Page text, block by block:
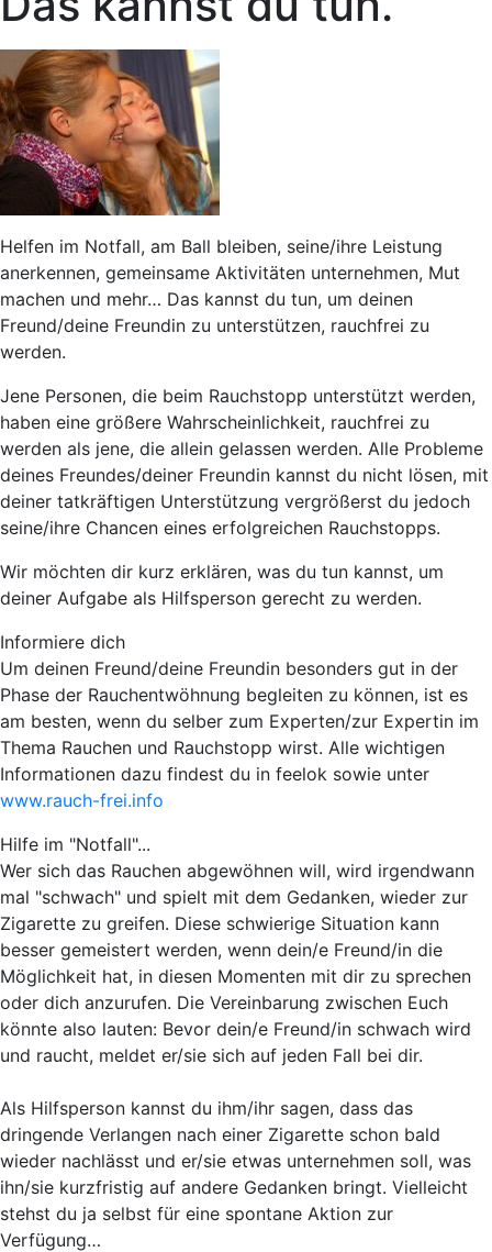
Helfen im Notfall, am Ball bleiben, seine/ihre Leistung
anerkennen, gemeinsame Aktivitäten unternehmen, Mut
machen und mehr… Das kannst du tun, um deinen
Freund/deine Freundin zu unterstützen, rauchfrei zu
werden.
Jene Personen, die beim Rauchstopp unterstützt werden,
haben eine größere Wahrscheinlichkeit, rauchfrei zu
werden als jene, die allein gelassen werden. Alle Probleme
deines Freundes/deiner Freundin kannst du nicht lösen, mit
deiner tatkräftigen Unterstützung vergrößerst du jedoch
seine/ihre Chancen eines erfolgreichen Rauchstopps.
Wir möchten dir kurz erklären, was du tun kannst, um
deiner Aufgabe als Hilfsperson gerecht zu werden.
Informiere dich
Um deinen Freund/deine Freundin besonders gut in der
Phase der Rauchentwöhnung begleiten zu können, ist es
am besten, wenn du selber zum Experten/zur Expertin im
Thema Rauchen und Rauchstopp wirst. Alle wichtigen
Informationen dazu findest du in feelok sowie unter
www.rauch-frei.info
Hilfe im "Notfall"...
Wer sich das Rauchen abgewöhnen will, wird irgendwann
mal "schwach" und spielt mit dem Gedanken, wieder zur
Zigarette zu greifen. Diese schwierige Situation kann
besser gemeistert werden, wenn dein/e Freund/in die
Möglichkeit hat, in diesen Momenten mit dir zu sprechen
oder dich anzurufen. Die Vereinbarung zwischen Euch
könnte also lauten: Bevor dein/e Freund/in schwach wird
und raucht, meldet er/sie sich auf jeden Fall bei dir.
Als Hilfsperson kannst du ihm/ihr sagen, dass das
dringende Verlangen nach einer Zigarette schon bald
wieder nachlässt und er/sie etwas unternehmen soll, was
ihn/sie kurzfristig auf andere Gedanken bringt. Vielleicht
stehst du ja selbst für eine spontane Aktion zur
Verfügung…